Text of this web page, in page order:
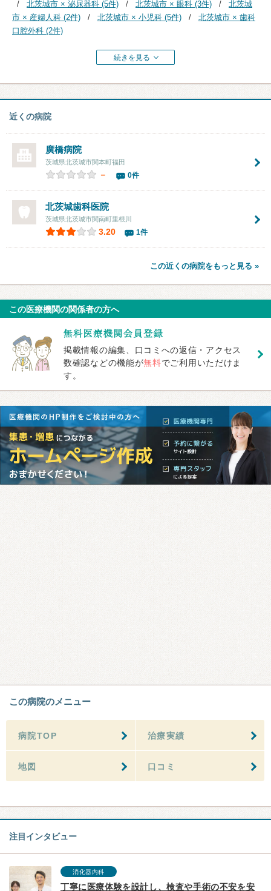
北茨城市 × 泌尿器科 (5件)
北茨城市 × 眼科 (3件)
北茨城
市 × 産婦人科 (2件)
北茨城市 × 小児科 (5件)
北茨城市 × 歯科
口腔外科 (2件)
続きを見る
近くの病院
廣橋病院
茨城県北茨城市関本町福田
－ 0件
北茨城歯科医院
茨城県北茨城市関南町里根川
3.20 1件
この近くの病院をもっと見る »
この医療機関の関係者の方へ
掲載情報の編集、口コミへの返信・アクセス
数確認などの機能が無料でご利用いただけま
す。
この病院のメニュー
病院TOP 治療実績
地図 口コミ
注目インタビュー
消化器内科
丁寧に医療体験を設計し、検査や手術の不安を安